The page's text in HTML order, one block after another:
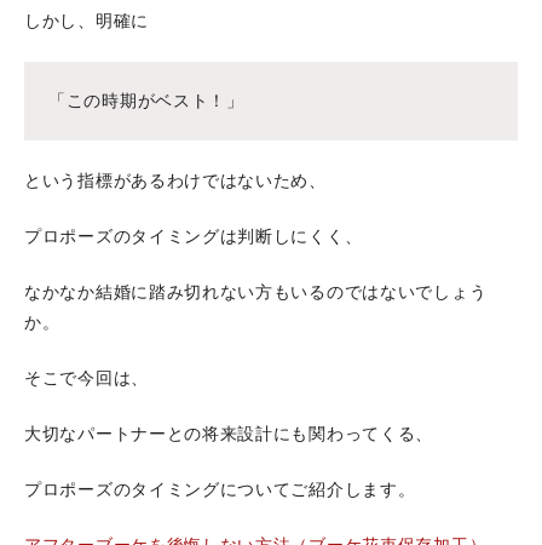
しかし、明確に
「この時期がベスト！」
という指標があるわけではないため、
プロポーズのタイミングは判断しにくく、
なかなか結婚に踏み切れない方もいるのではないでしょう
か。
そこで今回は、
大切なパートナーとの将来設計にも関わってくる、
プロポーズのタイミングについてご紹介します。